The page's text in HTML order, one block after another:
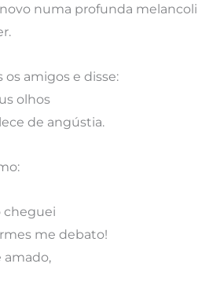
numa profunda
amigos e disse:
olhos
de angústia.
cheguei
me debato!
amado,